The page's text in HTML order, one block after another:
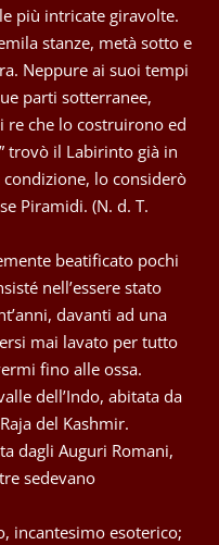
più intricate giravolte.
stanze, metà sotto e
Neppure ai suoi tempi
parti sotterranee,
re che lo costruirono ed
trovò il Labirinto già in
lo considerò
Piramidi. (N. d. T.
beatificato pochi
nell’essere stato
davanti ad una
mai lavato per tutto
fino alle ossa.
dell’Indo, abitata da
del Kashmir.
dagli Auguri Romani,
sedevano
incantesimo esoterico;